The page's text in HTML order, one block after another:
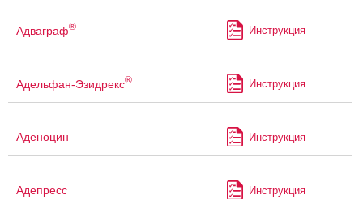
Адваграф® Инструкция
Адельфан-Эзидрекс® Инструкция
Аденоцин Инструкция
Адепресс Инструкция